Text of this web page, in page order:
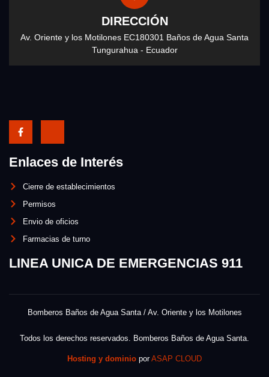
DIRECCIÓN
Av. Oriente y los Motilones EC180301 Baños de Agua Santa
Tungurahua - Ecuador
Enlaces de Interés
Cierre de establecimientos
Permisos
Envio de oficios
Farmacias de turno
LINEA UNICA DE EMERGENCIAS 911
Bomberos Baños de Agua Santa / Av. Oriente y los Motilones
Todos los derechos reservados. Bomberos Baños de Agua Santa.
Hosting y dominio porASAP CLOUD